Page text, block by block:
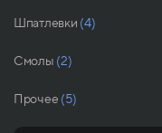
Шпатлевки (4)
Смолы (2)
Прочее (5)